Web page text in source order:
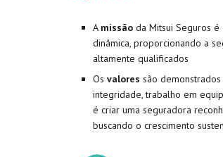
A missão da Mitsui Seguros
dinâmica, proporcionando a
altamente qualificados
Os valores são
integridade, trabalho em
é criar uma seguradora
buscando o crescimento